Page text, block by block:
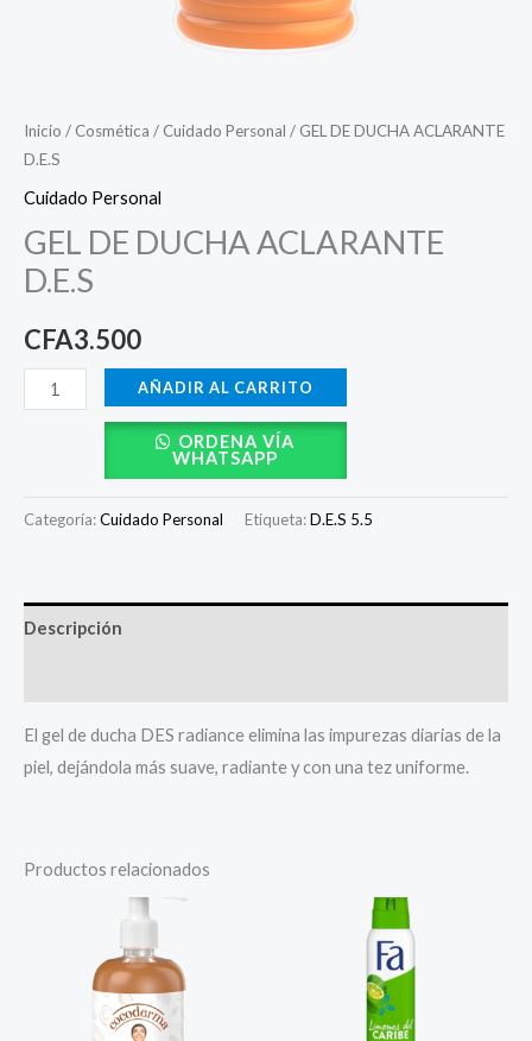
Inicio / Cosmética / Cuidado Personal / GEL DE DUCHA ACLARANTE
D.E.S
Cuidado Personal
GEL DE DUCHA ACLARANTE
D.E.S
CFA3.500
AÑADIR AL CARRITO
ORDENA VÍA
WHATSAPP
Categoría:Cuidado Personal Etiqueta:D.E.S 5.5
Descripción
El gel de ducha DES radiance elimina las impurezas diarias de la
piel, dejándola más suave, radiante y con una tez uniforme.
Productos relacionados